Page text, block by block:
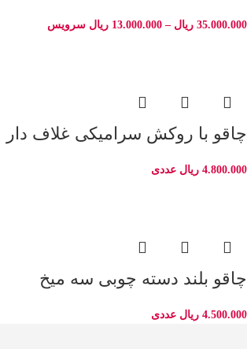
35.000.000 ریال –
13.000.000 ریال سرویس
چاقو با روکش سرامیکی غلاف دار
4.800.000 ریال عددی
چاقو بلند دسته چوبی سه میخ
4.500.000 ریال عددی